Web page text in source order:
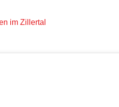
im Zillertal